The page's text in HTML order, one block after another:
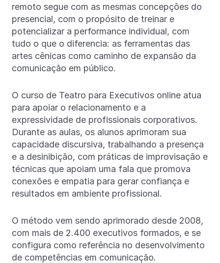
remoto segue com as mesmas concepções do
presencial, com o propósito de treinar e
potencializar a performance individual, com
tudo o que o diferencia: as ferramentas das
artes cênicas como caminho de expansão da
comunicação em público.
O curso de Teatro para Executivos online atua
para apoiar o relacionamento e a
expressividade de profissionais corporativos.
Durante as aulas, os alunos aprimoram sua
capacidade discursiva, trabalhando a presença
e a desinibição, com práticas de improvisação e
técnicas que apoiam uma fala que promova
conexões e empatia para gerar confiança e
resultados em ambiente profissional.
O método vem sendo aprimorado desde 2008,
com mais de 2.400 executivos formados, e se
configura como referência no desenvolvimento
de competências em comunicação.